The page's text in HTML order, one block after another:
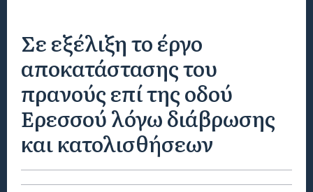
Σε εξέλιξη το έργο
αποκατάστασης του
πρανούς επί της οδού
Ερεσσού λόγω διάβρωσης
και κατολισθήσεων